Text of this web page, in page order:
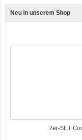
Neu in unserem Shop
2er-SET